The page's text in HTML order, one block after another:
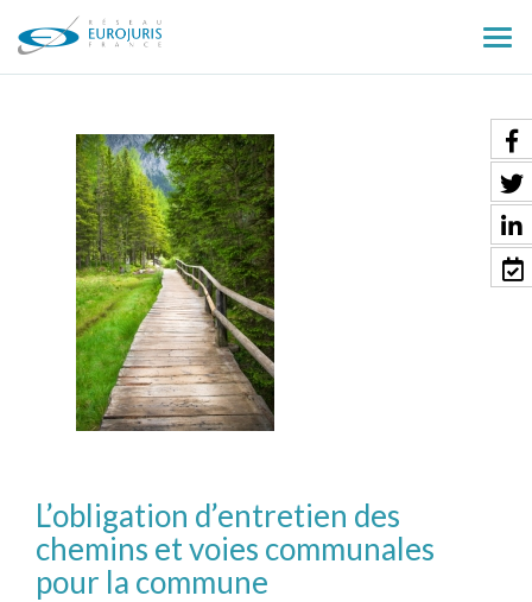
le
L’obligation d’entretien des
chemins et voies communales
pour la commune